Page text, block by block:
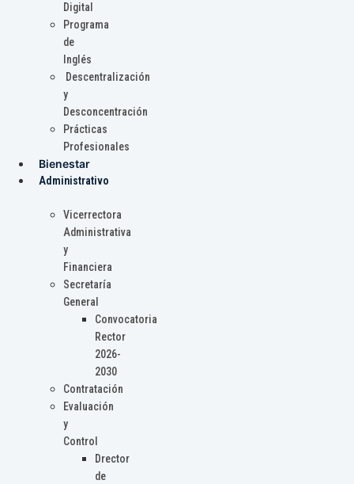
Digital
Programa
de
Inglés
Descentralización
y
Desconcentración
Prácticas
Profesionales
Bienestar
Administrativo
Vicerrectora
Administrativa
y
Financiera
Secretaría
General
Convocatoria
Rector
2026-
2030
Contratación
Evaluación
y
Control
Drector
de